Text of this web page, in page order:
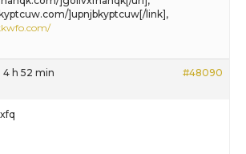
]upnjbkyptcuw[/link],
h 52 min #48090